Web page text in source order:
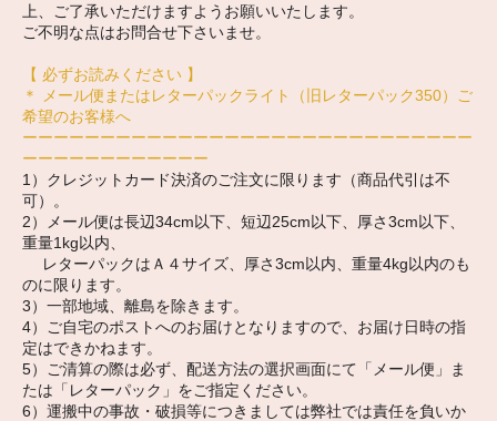
上、ご了承いただけますようお願いいたします。
ご不明な点はお問合せ下さいませ。
【 必ずお読みください 】
＊ メール便またはレターパックライト（旧レターパック350）ご
希望のお客様へ
ーーーーーーーーーーーーーーーーーーーーーーーーーーーーー
ーーーーーーーーーーーー
1）クレジットカード決済のご注文に限ります（商品代引は不
可）。
2）メール便は長辺34cm以下、短辺25cm以下、厚さ3cm以下、
重量1kg以内、
レターパックはＡ４サイズ、厚さ3cm以内、重量4kg以内のも
のに限ります。
3）一部地域、離島を除きます。
4）ご自宅のポストへのお届けとなりますので、お届け日時の指
定はできかねます。
5）ご清算の際は必ず、配送方法の選択画面にて「メール便」ま
たは「レターパック」をご指定ください。
6）運搬中の事故・破損等につきましては弊社では責任を負いか